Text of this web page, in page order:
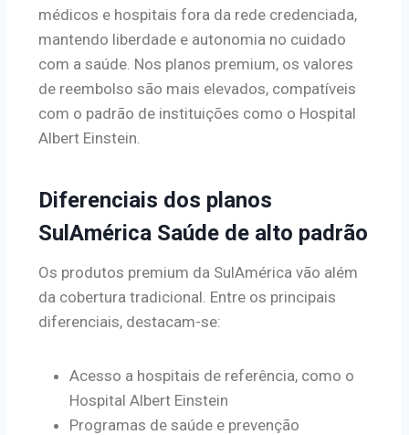
médicos e hospitais fora da rede credenciada,
mantendo liberdade e autonomia no cuidado
com a saúde. Nos planos premium, os valores
de reembolso são mais elevados, compatíveis
com o padrão de instituições como o Hospital
Albert Einstein.
Diferenciais dos planos
SulAmérica Saúde de alto padrão
Os produtos premium da SulAmérica vão além
da cobertura tradicional. Entre os principais
diferenciais, destacam-se:
Acesso a hospitais de referência, como o
Hospital Albert Einstein
Programas de saúde e prevenção